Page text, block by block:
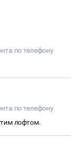
по телефону
по телефону
лофтом.